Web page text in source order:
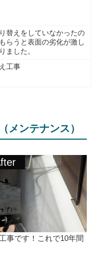
替えをしていなかったの
らうと表面の劣化が激し
ました。
工事
メンテナンス）
事です！これで10年間